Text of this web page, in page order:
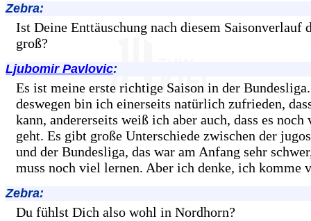
Zebra:
Ist Deine Enttäuschung nach diesem Saisonverlauf
groß?
Ljubomir Pavlovic:
Es ist meine erste richtige Saison in der
deswegen bin ich einerseits natürlich zufrieden,
kann, andererseits weiß ich aber auch, dass es noch
geht. Es gibt große Unterschiede zwischen der
und der Bundesliga, das war am Anfang sehr
muss noch viel lernen. Aber ich denke, ich komme
Zebra:
Du fühlst Dich also wohl in Nordhorn?